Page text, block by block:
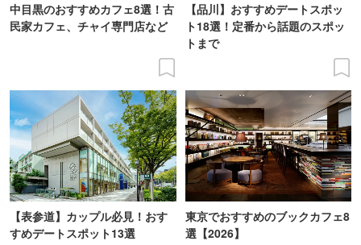
中目黒のおすすめカフェ8選！古
民家カフェ、チャイ専門店など
【品川】おすすめデートスポッ
ト18選！定番から話題のスポッ
トまで
【表参道】カップル必見！おす
すめデートスポット13選
東京でおすすめのブックカフェ8
選【2026】